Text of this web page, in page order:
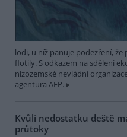
lodi, u níž panuje podezření,
flotily. S odkazem na sdělení
nizozemské nevládní
agentura AFP.
Kvůli nedostatku deště
průtoky